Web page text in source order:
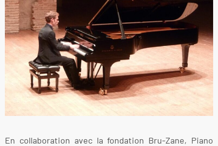
En collaboration avec la fondation Bru-Zane, Piano